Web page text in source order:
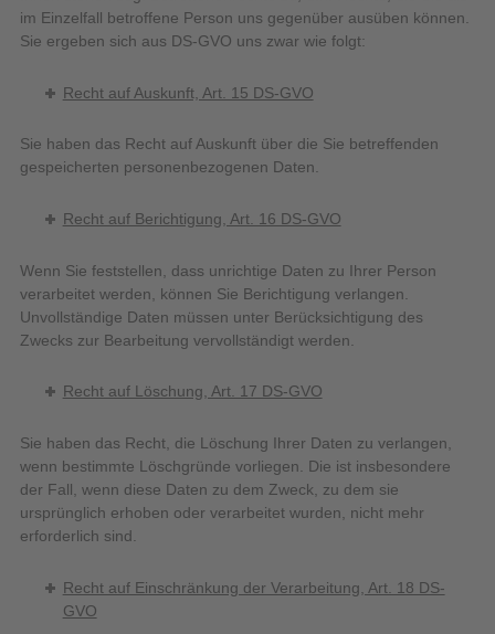
im Einzelfall betroffene Person uns gegenüber ausüben können.
Sie ergeben sich aus DS-GVO uns zwar wie folgt:
Recht auf Auskunft, Art. 15 DS-GVO
Sie haben das Recht auf Auskunft über die Sie betreffenden
gespeicherten personenbezogenen Daten.
Recht auf Berichtigung, Art. 16 DS-GVO
Wenn Sie feststellen, dass unrichtige Daten zu Ihrer Person
verarbeitet werden, können Sie Berichtigung verlangen.
Unvollständige Daten müssen unter Berücksichtigung des
Zwecks zur Bearbeitung vervollständigt werden.
Recht auf Löschung, Art. 17 DS-GVO
Sie haben das Recht, die Löschung Ihrer Daten zu verlangen,
wenn bestimmte Löschgründe vorliegen. Die ist insbesondere
der Fall, wenn diese Daten zu dem Zweck, zu dem sie
ursprünglich erhoben oder verarbeitet wurden, nicht mehr
erforderlich sind.
Recht auf Einschränkung der Verarbeitung, Art. 18 DS-
GVO